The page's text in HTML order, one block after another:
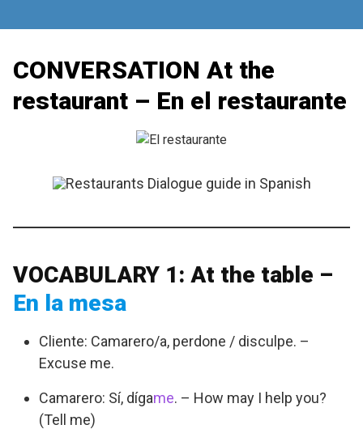
to
CONVERSATION At the
restaurant – En el restaurante
VOCABULARY 1: At the table –
En la mesa
Cliente: Camarero/a, perdone / disculpe. –
Excuse me.
Camarero: Sí, dígame. – How may I help you?
(Tell me)